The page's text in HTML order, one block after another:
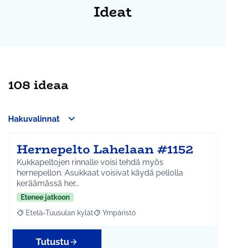
Ideat
108 ideaa
Hakuvalinnat
Hernepelto Lahelaan #1152
Kukkapeltojen rinnalle voisi tehdä myös
hernepellon. Asukkaat voisivat käydä pellolla
keräämässä her…
Etenee jatkoon
Rajaa tulokset aihepiirin mukaan: Etelä-Tuusulan kylät
Etelä-Tuusulan kylät Rajaa tulokset teeman mukaan:
Ympäristö
Tutustu